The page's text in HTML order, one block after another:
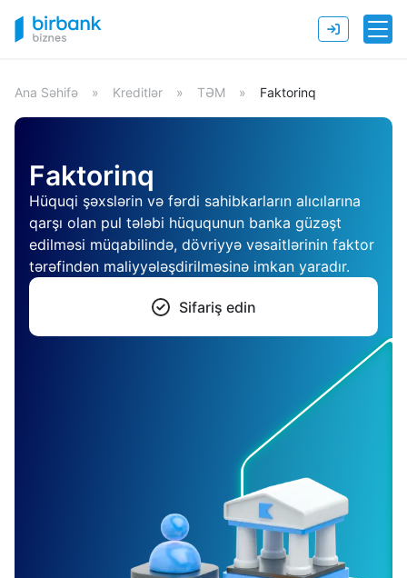
Ana Səhifə » Kreditlər » TƏM » Faktorinq
Faktorinq
Hüquqi şəxslərin və fərdi sahibkarların alıcılarına
qarşı olan pul tələbi hüququnun banka güzəşt
edilməsi müqabilində, dövriyyə vəsaitlərinin faktor
tərəfindən maliyyələşdirilməsinə imkan yaradır.
Sifariş edin